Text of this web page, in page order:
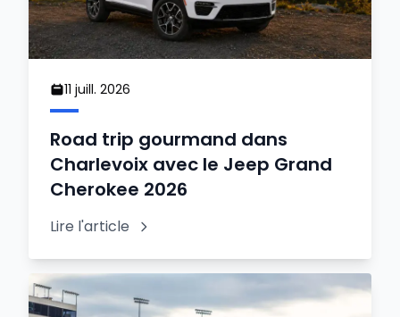
11 juill. 2026
Road trip gourmand dans
Charlevoix avec le Jeep Grand
Cherokee 2026
Lire l'article